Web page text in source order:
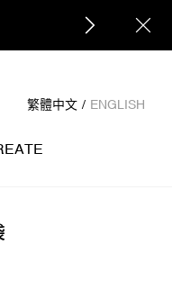
繁體中文 / ENGLISH